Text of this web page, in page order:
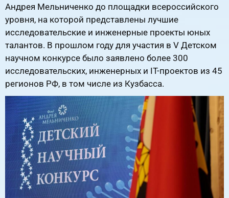
Андрея Мельниченко до площадки всероссийского
уровня, на которой представлены лучшие
исследовательские и инженерные проекты юных
талантов. В прошлом году для участия в V Детском
научном конкурсе было заявлено более 300
исследовательских, инженерных и IT-проектов из 45
регионов РФ, в том числе из Кузбасса.